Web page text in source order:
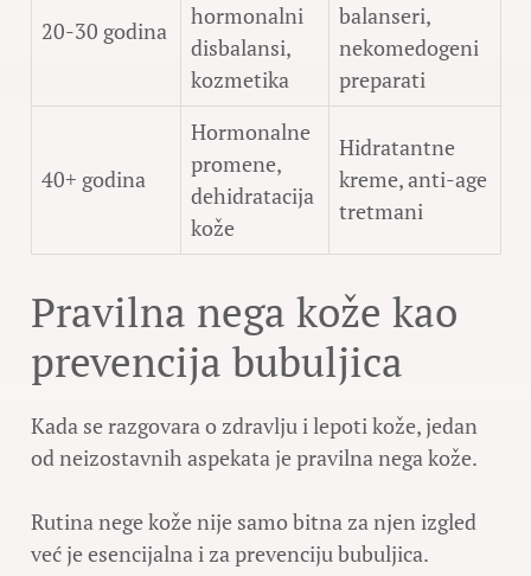
20-30 godina
hormonalni
disbalansi,
kozmetika
balanseri,
nekomedogeni
preparati
40+ godina
Hormonalne
promene,
dehidratacija
kože
Hidratantne
kreme, anti-age
tretmani
Pravilna nega kože kao
prevencija bubuljica
Kada se razgovara o zdravlju i lepoti kože, jedan
od neizostavnih aspekata je pravilna nega kože.
Rutina nege kože nije samo bitna za njen izgled
već je esencijalna i za prevenciju bubuljica.